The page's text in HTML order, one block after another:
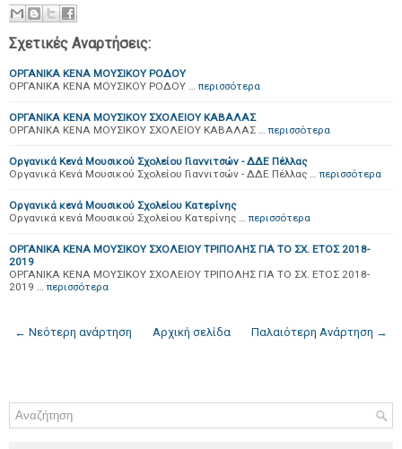
Σχετικές Αναρτήσεις:
ΟΡΓΑΝΙΚΑ ΚΕΝΑ ΜΟΥΣΙΚΟΥ ΡΟΔΟΥ
ΟΡΓΑΝΙΚΑ ΚΕΝΑ ΜΟΥΣΙΚΟΥ ΡΟΔΟΥ … περισσότερα
ΟΡΓΑΝΙΚΑ ΚΕΝΑ ΜΟΥΣΙΚΟΥ ΣΧΟΛΕΙΟΥ ΚΑΒΑΛΑΣ
ΟΡΓΑΝΙΚΑ ΚΕΝΑ ΜΟΥΣΙΚΟΥ ΣΧΟΛΕΙΟΥ ΚΑΒΑΛΑΣ … περισσότερα
Οργανικά Κενά Μουσικού Σχολείου Γιαννιτσών - ΔΔΕ Πέλλας
Οργανικά Κενά Μουσικού Σχολείου Γιαννιτσών - ΔΔΕ Πέλλας … περισσότερα
Οργανικά κενά Μουσικού Σχολείου Κατερίνης
Οργανικά κενά Μουσικού Σχολείου Κατερίνης … περισσότερα
ΟΡΓΑΝΙΚΑ ΚΕΝΑ ΜΟΥΣΙΚΟΥ ΣΧΟΛΕΙΟΥ ΤΡΙΠΟΛΗΣ ΓΙΑ ΤΟ ΣΧ. ΕΤΟΣ 2018-
2019
ΟΡΓΑΝΙΚΑ ΚΕΝΑ ΜΟΥΣΙΚΟΥ ΣΧΟΛΕΙΟΥ ΤΡΙΠΟΛΗΣ ΓΙΑ ΤΟ ΣΧ. ΕΤΟΣ 2018-
2019 … περισσότερα
← Νεότερη ανάρτηση Παλαιότερη Ανάρτηση →
Αρχική σελίδα